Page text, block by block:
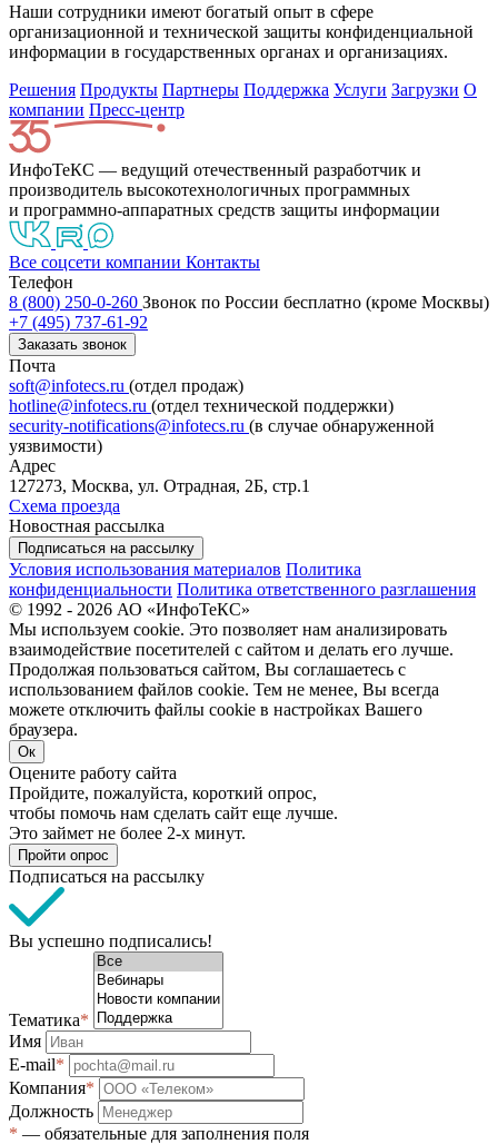
Наши сотрудники имеют богатый опыт в сфере
организационной и технической защиты конфиденциальной
информации в государственных органах и организациях.
Решения Продукты Партнeры Поддержка Услуги Загрузки О
компании Пресс-центр
ИнфоТеКС — ведущий отечественный разработчик и
производитель высокотехнологичных программных
и программно-аппаратных средств защиты информации
Все соцсети компании Контакты
Телефон
8 (800) 250-0-260 Звонок по России бесплатно (кроме Москвы)
+7 (495) 737-61-92
Заказать звонок
Почта
soft@infotecs.ru (отдел продаж)
hotline@infotecs.ru (отдел технической поддержки)
security-notifications@infotecs.ru (в случае обнаруженной
уязвимости)
Адрес
127273, Москва, ул. Отрадная, 2Б, стр.1
Схема проезда
Новостная рассылка
Подписаться на рассылку
Условия использования материалов Политика
конфиденциальности Политика ответственного разглашения
© 1992 - 2026 АО «ИнфоТеКС»
Мы используем cookie. Это позволяет нам анализировать
взаимодействие посетителей с сайтом и делать его лучше.
Продолжая пользоваться сайтом, Вы соглашаетесь с
использованием файлов cookie. Тем не менее, Вы всегда
можете отключить файлы cookie в настройках Вашего
браузера.
Ок
Оцените работу сайта
Пройдите, пожалуйста, короткий опрос,
чтобы помочь нам сделать сайт еще лучше.
Это займет не более 2-х минут.
Пройти опрос
Подписаться на рассылку
Вы успешно подписались!
Тематика*
Имя
E-mail*
Компания*
Должность
* — обязательные для заполнения поля